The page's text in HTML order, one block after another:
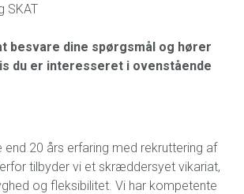
SKAT
besvare dine spørgsmål og hører
du er interesseret i ovenstående
end 20 års erfaring med rekruttering af
tilbyder vi et skræddersyet vikariat,
og fleksibilitet. Vi har kompetente